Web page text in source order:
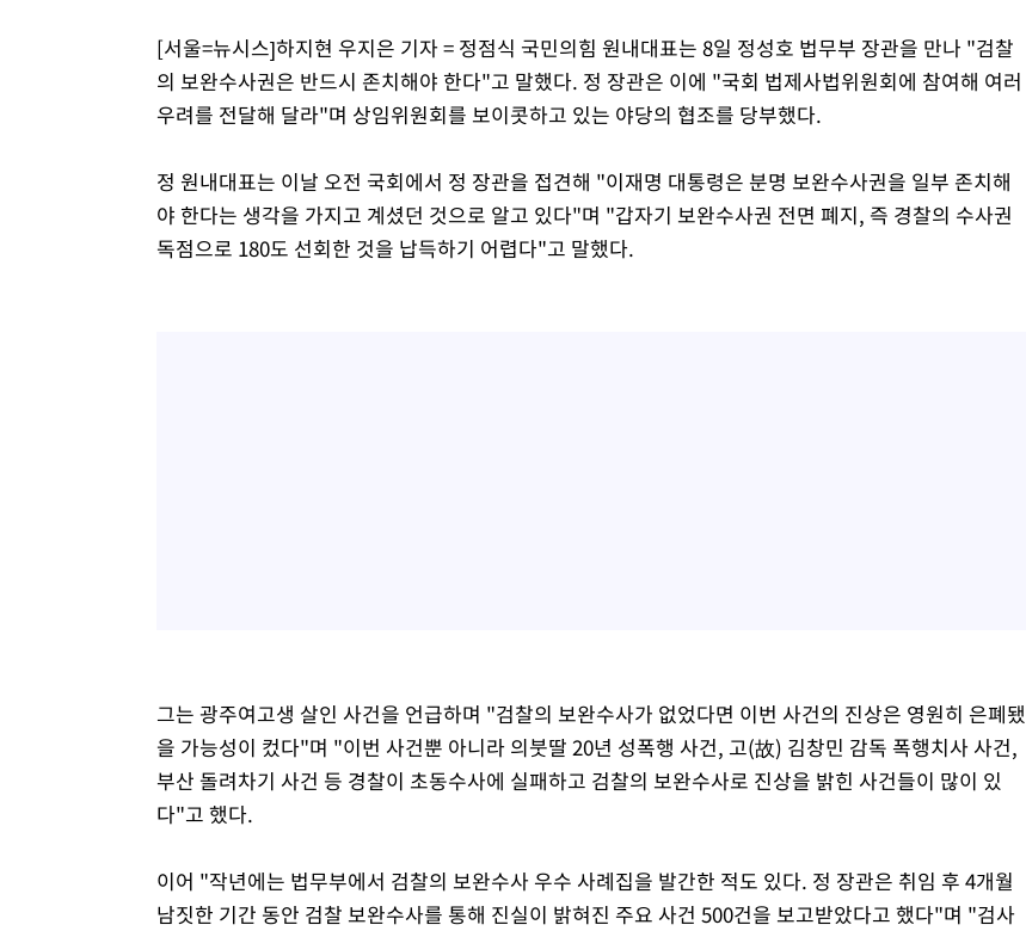
[서울=뉴시스]하지현 우지은 기자 = 정점식 국민의힘 원내대표는 8일 정성호 법무부 장관을 만나 "검찰
의 보완수사권은 반드시 존치해야 한다"고 말했다. 정 장관은 이에 "국회 법제사법위원회에 참여해 여러
우려를 전달해 달라"며 상임위원회를 보이콧하고 있는 야당의 협조를 당부했다.
정 원내대표는 이날 오전 국회에서 정 장관을 접견해 "이재명 대통령은 분명 보완수사권을 일부 존치해
야 한다는 생각을 가지고 계셨던 것으로 알고 있다"며 "갑자기 보완수사권 전면 폐지, 즉 경찰의 수사권
독점으로 180도 선회한 것을 납득하기 어렵다"고 말했다.
그는 광주여고생 살인 사건을 언급하며 "검찰의 보완수사가 없었다면 이번 사건의 진상은 영원히 은폐됐
을 가능성이 컸다"며 "이번 사건뿐 아니라 의붓딸 20년 성폭행 사건, 고(故) 김창민 감독 폭행치사 사건,
부산 돌려차기 사건 등 경찰이 초동수사에 실패하고 검찰의 보완수사로 진상을 밝힌 사건들이 많이 있
다"고 했다.
이어 "작년에는 법무부에서 검찰의 보완수사 우수 사례집을 발간한 적도 있다. 정 장관은 취임 후 4개월
남짓한 기간 동안 검찰 보완수사를 통해 진실이 밝혀진 주요 사건 500건을 보고받았다고 했다"며 "검사